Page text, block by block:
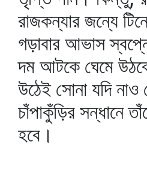
রাজকন্যার জন্যে
গড়াবার আভাস
দম আটকে ঘেমে
উঠেই সোনা যদি
চাঁপাকুঁড়ির সন্ধানে
হবে।